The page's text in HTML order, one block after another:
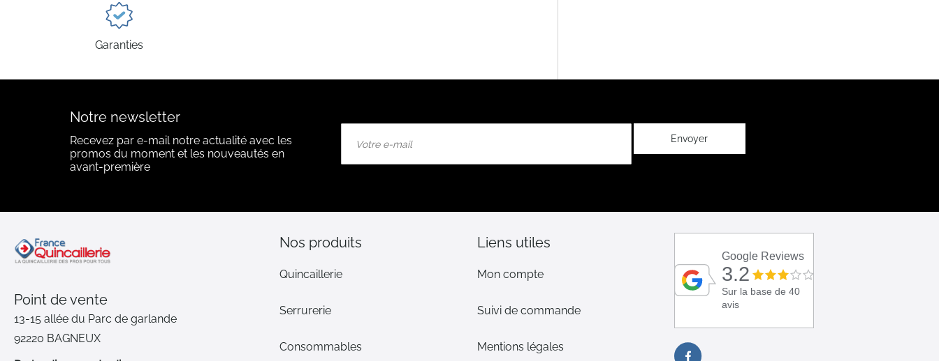
Garanties
Notre newsletter
Recevez par e-mail notre actualité avec les
promos du moment et les nouveautés en
avant-première
notre
:
Envoyer
Point de vente
13-15 allée du Parc de garlande
92220 BAGNEUX
Nos produits
Quincaillerie
Serrurerie
Consommables
Liens utiles
Mon compte
Suivi de commande
Mentions légales
Google Reviews
3.2
Sur la base de 40
avis